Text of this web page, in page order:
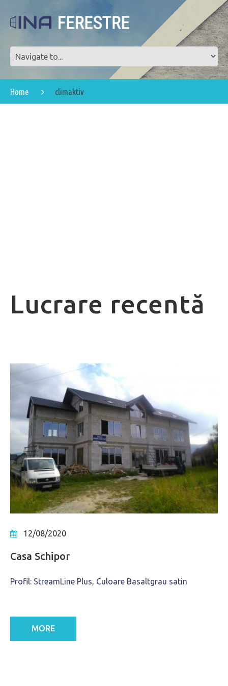
Home climaktiv
Lucrare recentă
12/08/2020
Casa Schipor
Profil: StreamLine Plus, Culoare Basaltgrau satin
MORE